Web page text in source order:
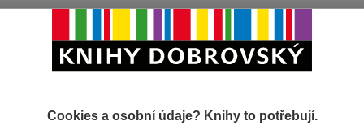
Nedostupné
Cookies a osobní údaje? Knihy to potřebují.